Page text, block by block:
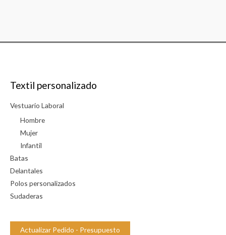
Textil personalizado
Vestuario Laboral
Hombre
Mujer
Infantil
Batas
Delantales
Polos personalizados
Sudaderas
Actualizar Pedido - Presupuesto